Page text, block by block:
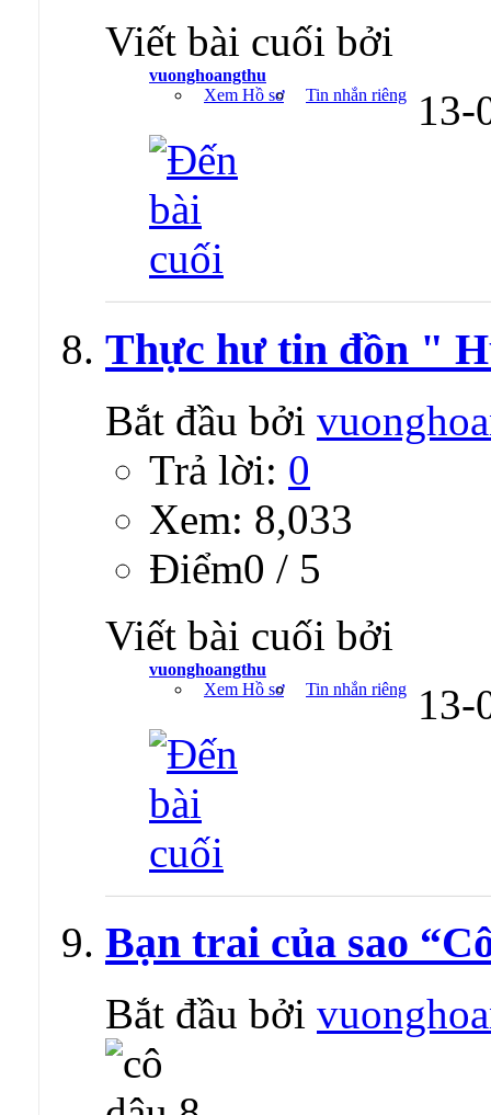
Viết bài cuối bởi
vuonghoangthu
Xem Hồ sơ
Tin nhắn riêng
Thực hư tin đồn "
Bắt đầu bởi
Trả lời: 0
Xem: 8,033
Ðiểm0 / 5
Viết bài cuối bởi
vuonghoangthu
Xem Hồ sơ
Tin nhắn riêng
Bạn trai của sao
Bắt đầu bởi